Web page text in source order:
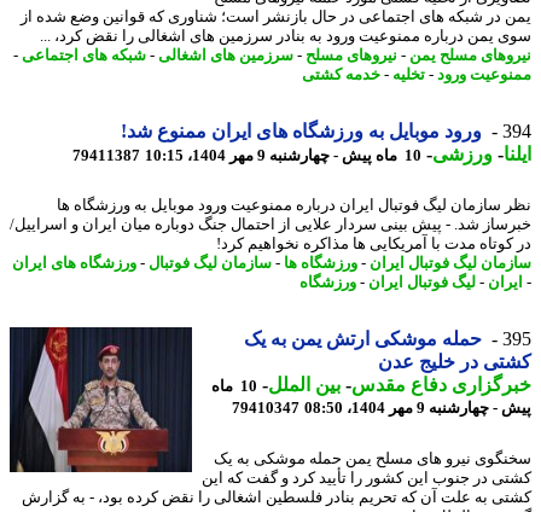
در شبکه های اجتماعی در حال بازنشر است؛ شناوری که قوانین وضع شده از
یمن درباره ممنوعیت ورود به بنادر سرزمین های اشغالی را نقض کرد، ...
مسلح یمن -نیروهای مسلح-سرزمین های اشغالی-شبکه های اجتماعی-
ورود - تخلیه-خدمه کشتی
ورود موبایل به ورزشگاه های ایران ممنوع شد!
-ورزشی-10 ماه پیش - چهارشنبه 9 مهر 1404، 10:15 79411387
سازمان لیگ فوتبال ایران درباره ممنوعیت ورود موبایل به ورزشگاه ها
شد. - پیش بینی سردار علایی از احتمال جنگ دوباره میان ایران و اسراییل/
مدت با آمریکایی ها مذاکره نخواهیم کرد!
لیگ فوتبال ایران - ورزشگاه ها- سازمان لیگ فوتبال-ورزشگاه های ایران
- لیگ فوتبال ایران - ورزشگاه
حمله موشکی ارتش یمن به یک
در خلیج عدن
دفاع مقدس-بین الملل-
10 ماه
9 مهر 1404، 08:50
79410347
نیرو های مسلح یمن حمله موشکی به یک
در جنوب این کشور را تأیید کرد و گفت که این
به علت آن که تحریم بنادر فلسطین اشغالی را نقض کرده بود، - به گزارش